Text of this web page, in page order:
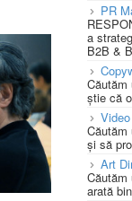
PR
a
B2B &
Căutăm
știe că
Căutăm
și să
Art
Căutăm
arată